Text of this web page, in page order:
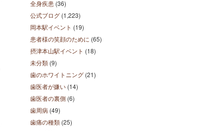
全身疾患 (36)
公式ブログ (1,223)
岡本駅イベント (19)
患者様の笑顔のために (65)
摂津本山駅イベント (18)
未分類 (9)
歯のホワイトニング (21)
歯医者が嫌い (14)
歯医者の裏側 (6)
歯周病 (49)
歯痛の種類 (25)